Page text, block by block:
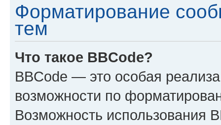
Форматирование
тем
Что такое BBCode?
BBCode — это особая
возможности по
Возможность использования